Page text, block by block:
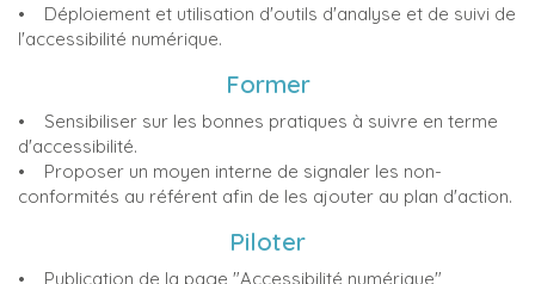
• Déploiement et utilisation d'outils d'analyse et de suivi de
l'accessibilité numérique.
Former
• Sensibiliser sur les bonnes pratiques à suivre en terme
d'accessibilité.
• Proposer un moyen interne de signaler les non-
conformités au référent afin de les ajouter au plan d'action.
Piloter
• Publication de la page "Accessibilité numérique"